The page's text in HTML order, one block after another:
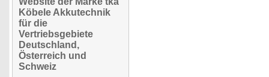
Köbele Akkutechnik
für die
Vertriebsgebiete
Deutschland,
Österreich und
Schweiz